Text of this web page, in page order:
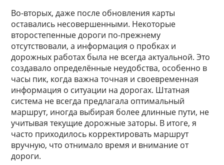
Во-вторых, даже после обновления карты
оставались несовершенными. Некоторые
второстепенные дороги по-прежнему
отсутствовали, а информация о пробках и
дорожных работах была не всегда актуальной. Это
создавало определённые неудобства, особенно в
часы пик, когда важна точная и своевременная
информация о ситуации на дорогах. Штатная
система не всегда предлагала оптимальный
маршрут, иногда выбирая более длинные пути, не
учитывая текущие дорожные заторы. В итоге, я
часто приходилось корректировать маршрут
вручную, что отнимало время и внимание от
дороги.